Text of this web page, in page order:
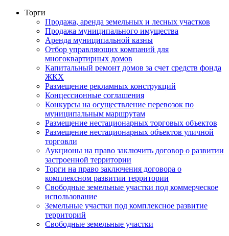
Торги
Продажа, аренда земельных и лесных участков
Продажа муниципального имущества
Аренда муниципальной казны
Отбор управляющих компаний для
многоквартирных домов
Капитальный ремонт домов за счет средств фонда
ЖКХ
Размещение рекламных конструкций
Концессионные соглашения
Конкурсы на осуществление перевозок по
муниципальным маршрутам
Размещение нестационарных торговых объектов
Размещение нестационарных объектов уличной
торговли
Аукционы на право заключить договор о развитии
застроенной территории
Торги на право заключения договора о
комплексном развитии территории
Свободные земельные участки под коммерческое
использование
Земельные участки под комплексное развитие
территорий
Свободные земельные участки